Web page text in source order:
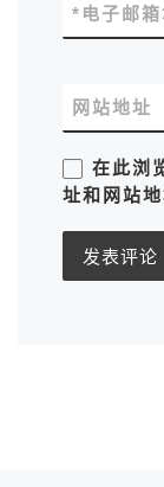
电子邮
*
网站地址
在此浏
址和网站